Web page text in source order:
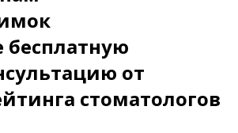
бесплатную
от
стоматологов